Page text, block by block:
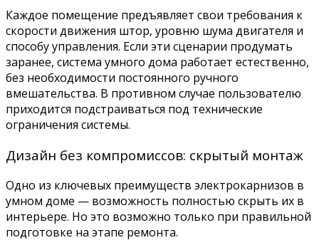
Каждое помещение предъявляет свои требования к
скорости движения штор, уровню шума двигателя и
способу управления. Если эти сценарии продумать
заранее, система умного дома работает естественно,
без необходимости постоянного ручного
вмешательства. В противном случае пользователю
приходится подстраиваться под технические
ограничения системы.
Дизайн без компромиссов: скрытый монтаж
Одно из ключевых преимуществ электрокарнизов в
умном доме — возможность полностью скрыть их в
интерьере. Но это возможно только при правильной
подготовке на этапе ремонта.